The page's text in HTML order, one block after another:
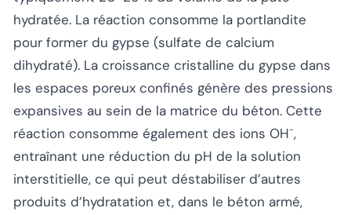
hydratée. La réaction consomme la portlandite
pour former du gypse (sulfate de calcium
dihydraté). La croissance cristalline du gypse dans
les espaces poreux confinés génère des pressions
expansives au sein de la matrice du béton. Cette
réaction consomme également des ions OH⁻,
entraînant une réduction du pH de la solution
interstitielle, ce qui peut déstabiliser d’autres
produits d’hydratation et, dans le béton armé,